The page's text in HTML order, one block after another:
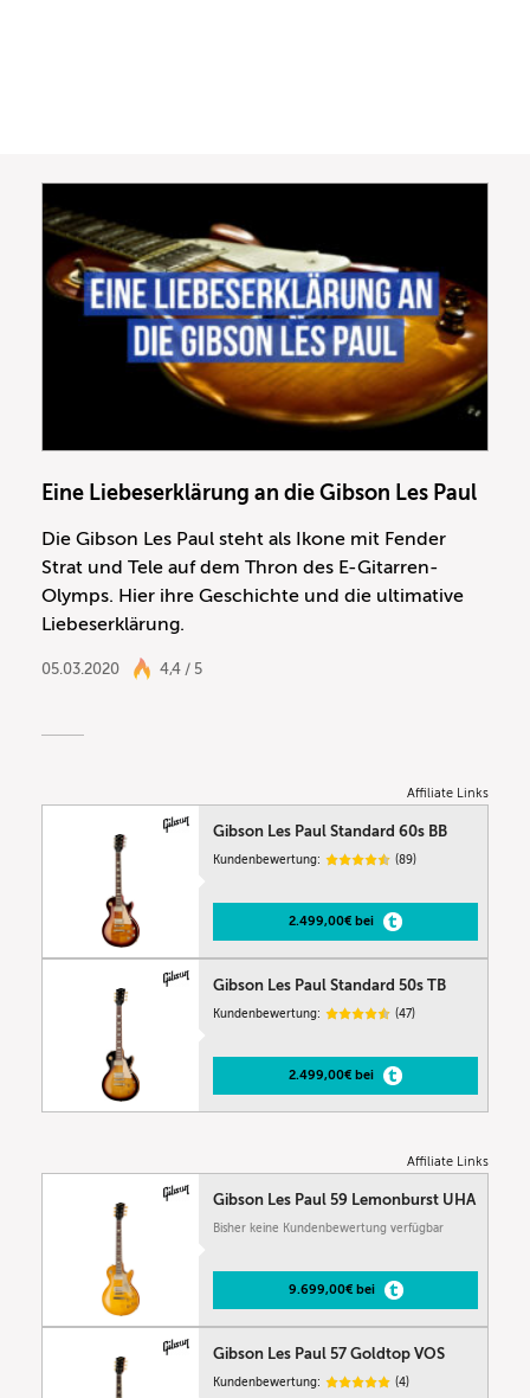
Eine Liebeserklärung an die Gibson Les Paul
Die Gibson Les Paul steht als Ikone mit Fender
Strat und Tele auf dem Thron des E-Gitarren-
Olymps. Hier ihre Geschichte und die ultimative
Liebeserklärung.
05.03.2020 4,4 / 5
Affiliate Links
Gibson Les Paul Standard 60s BB
Kundenbewertung: (89)
2.499,00€ bei
Gibson Les Paul Standard 50s TB
Kundenbewertung: (47)
2.499,00€ bei
Affiliate Links
Gibson Les Paul 59 Lemonburst UHA
Bisher keine Kundenbewertung verfügbar
9.699,00€ bei
Gibson Les Paul 57 Goldtop VOS
Kundenbewertung: (4)